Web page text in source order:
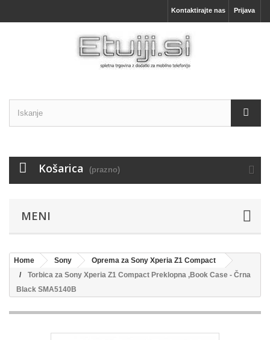
Prijava
Kontaktirajte nas
Košarica (prazno)
MENI
Home Sony
Oprema za Sony Xperia Z1 Compact
Torbica za Sony Xperia Z1 Compact Preklopna ,Book Case - Črna
Black SMA5140B